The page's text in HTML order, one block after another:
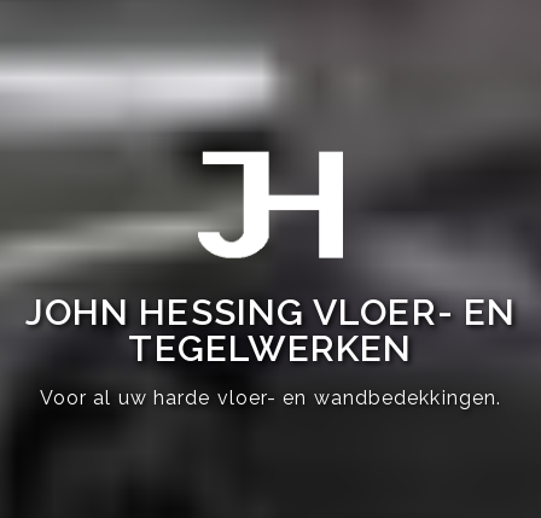
JOHN HESSING VLOER- EN
TEGELWERKEN
Voor al uw harde vloer- en wandbedekkingen.